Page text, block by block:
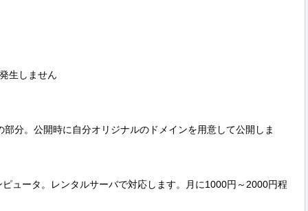
生しません
分。公開時に自分オリジナルのドメインを用意して公開しま
ュータ。レンタルサーバで対応します。月に1000円～2000円程